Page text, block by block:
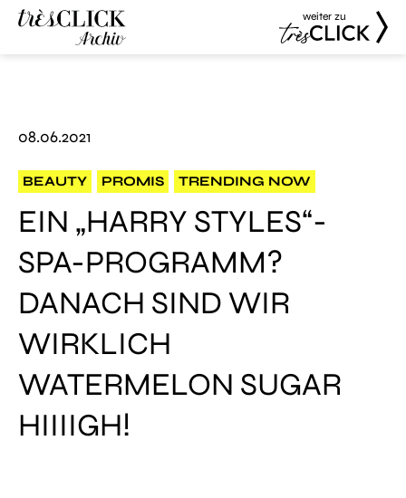
weiter zu
08.06.2021
BEAUTY PROMIS TRENDING NOW
EIN „HARRY STYLES“-
SPA-PROGRAMM?
DANACH SIND WIR
WIRKLICH
WATERMELON SUGAR
HIIIIGH!